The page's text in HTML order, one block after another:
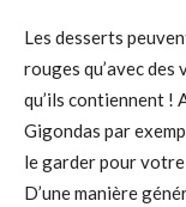
Les desserts
rouges qu’avec des
qu’ils contiennent !
Gigondas par
le garder pour
D’une manière